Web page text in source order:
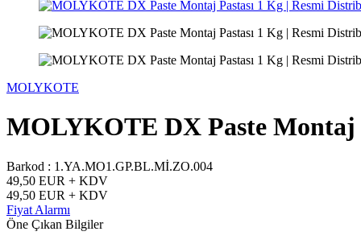
MOLYKOTE
MOLYKOTE DX Paste
Barkod : 1.YA.MO1.GP.BL.Mİ.ZO.004
49,50 EUR + KDV
49,50 EUR + KDV
Fiyat Alarmı
Öne Çıkan Bilgiler